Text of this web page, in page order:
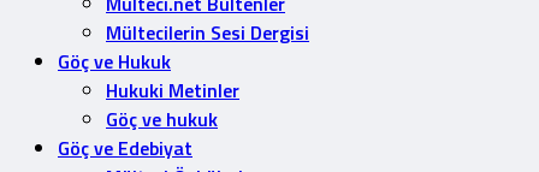
Mültecilerin Sesi Dergisi
Göç ve Hukuk
Hukuki Metinler
Göç ve hukuk
Göç ve Edebiyat